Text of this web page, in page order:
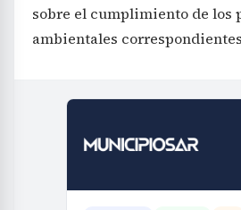
sobre el cumplimiento de los
ambientales